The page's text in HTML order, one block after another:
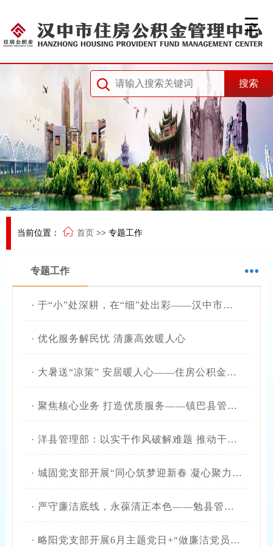
当前位置： 首页 >> 专题工作
专题工作
· 于“小”处深耕，在“细”处出彩——汉中市住房公积金管理中心略阳县管理部持续深化干部作风能力提升年工作
· 优化服务解民忧 清廉高效暖人心
· 大暑送“凉策” 安居暖人心——住房公积金镇巴县管理部贴心服务外卖小哥
· 聚焦核心业务 打造优质服务——镇巴县管理部深化干部作风能力提升年活动
· 洋县管理部：以实干作风破解难题 推动干部能力提升见行见效
· 城固党支部开展“同心筑梦迎新春 凝心聚力谱新篇”主题党日活动
· 严守廉洁底线，永葆清正本色——勉县管理部开展节前廉政警示教育
· 略阳党支部开展6月主题党日+“做廉洁党员·建清廉机关”活动